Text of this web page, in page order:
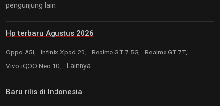
pengunjung lain.
Hp terbaru Agustus 2026
Oppo A5i, Infinix Xpad 20, Realme GT 7 5G,
Realme GT 7T,
Vivo iQOO Neo 10,
Lainnya
Baru rilis di Indonesia